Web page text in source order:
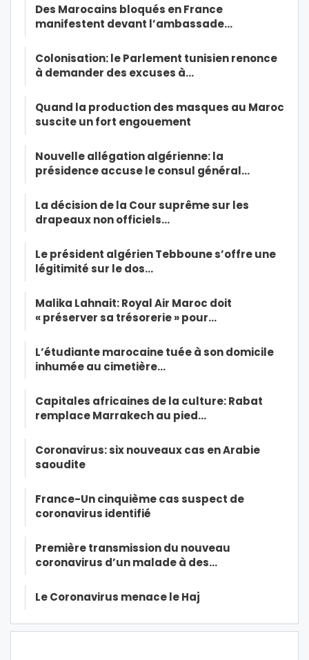
Des Marocains bloqués en France
manifestent devant l’ambassade…
Colonisation: le Parlement tunisien renonce
à demander des excuses à…
Quand la production des masques au Maroc
suscite un fort engouement
Nouvelle allégation algérienne: la
présidence accuse le consul général…
La décision de la Cour suprême sur les
drapeaux non officiels…
Le président algérien Tebboune s’offre une
légitimité sur le dos…
Malika Lahnait: Royal Air Maroc doit
« préserver sa trésorerie » pour…
L’étudiante marocaine tuée à son domicile
inhumée au cimetière…
Capitales africaines de la culture: Rabat
remplace Marrakech au pied…
Coronavirus: six nouveaux cas en Arabie
saoudite
France-Un cinquième cas suspect de
coronavirus identifié
Première transmission du nouveau
coronavirus d’un malade à des…
Le Coronavirus menace le Haj